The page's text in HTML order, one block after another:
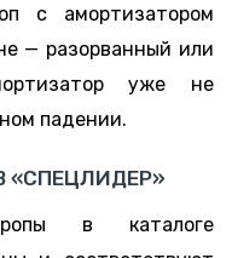
с амортизатором
— разорванный или
уже не
падении.
«СПЕЦЛИДЕР»
в каталоге